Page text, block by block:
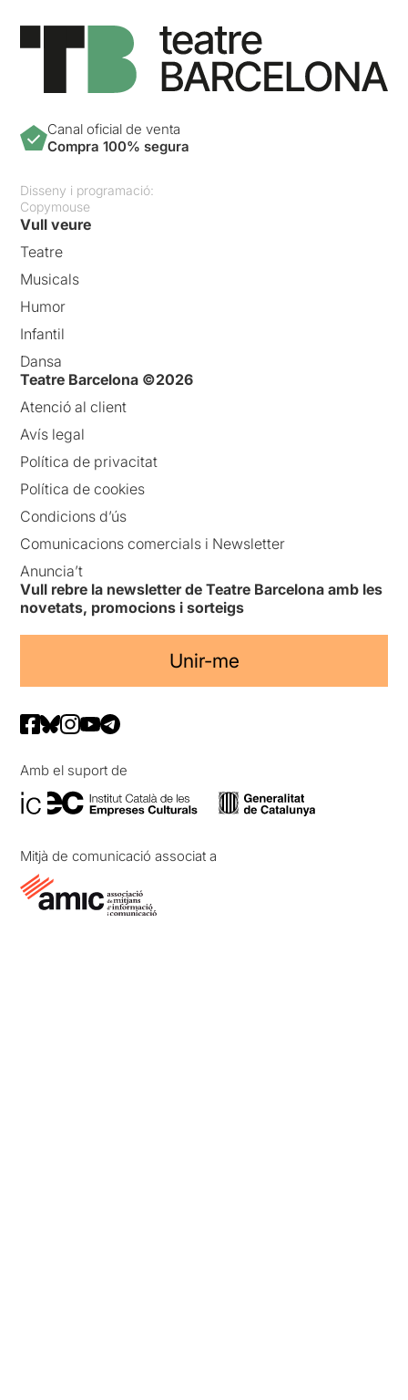
Canal oficial de venta
Compra 100% segura
Disseny i programació:
Copymouse
Vull veure
Teatre
Musicals
Humor
Infantil
Dansa
Teatre Barcelona ©2026
Atenció al client
Avís legal
Política de privacitat
Política de cookies
Condicions d’ús
Comunicacions comercials i Newsletter
Anuncia’t
Vull rebre la newsletter de Teatre Barcelona amb les
novetats, promocions i sorteigs
Unir-me
Amb el suport de
Mitjà de comunicació associat a